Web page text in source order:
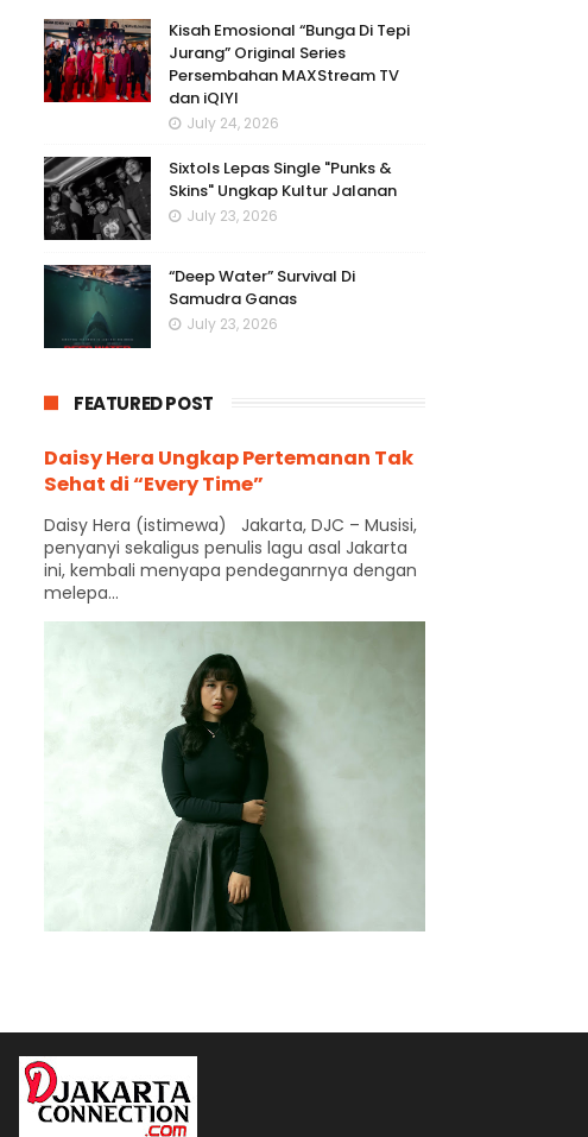
Kisah Emosional “Bunga Di Tepi
Jurang” Original Series
Persembahan MAXStream TV
dan iQIYI
July 24, 2026
Sixtols Lepas Single "Punks &
Skins" Ungkap Kultur Jalanan
July 23, 2026
“Deep Water” Survival Di
Samudra Ganas
July 23, 2026
FEATURED POST
Daisy Hera Ungkap Pertemanan Tak
Sehat di “Every Time”
Daisy Hera (istimewa) Jakarta, DJC – Musisi,
penyanyi sekaligus penulis lagu asal Jakarta
ini, kembali menyapa pendeganrnya dengan
melepa...